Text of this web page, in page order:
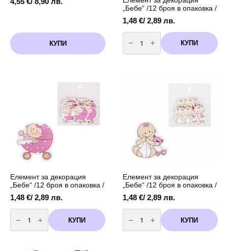
КУПИ
„Бебе“ /12 броя в опаковка /
1,48 €/ 2,89 лв.
количество
за
Елемент
за
КУПИ
Елемент за декорация
„Бебе“ /12 броя в опаковка /
1,48 €/ 2,89 лв.
количество
за
Елемент
за
КУПИ
Елемент за декорация
„Бебе“ /12 броя в опаковка /
1,48 €/ 2,89 лв.
количество
за
Елемент
за
КУПИ